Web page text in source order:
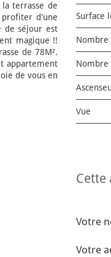
terrasse de
profiter d'une
de séjour est
magique !!
de 78M².
appartement
de vous en
Surface
Vue
Votre
Votre